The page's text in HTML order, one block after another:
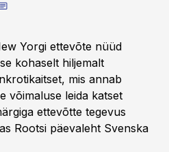
Yorgi ettevõte nüüd
kohaselt hiljemalt
mis annab
võimaluse leida katset
ettevõtte tegevus
Rootsi päevaleht Svenska